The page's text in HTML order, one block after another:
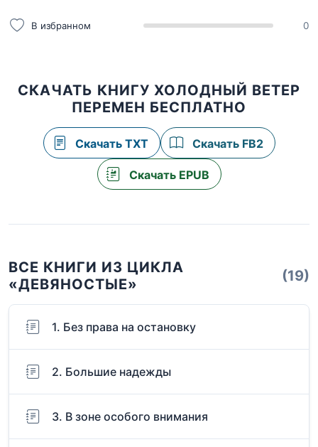
В избранном 0
СКАЧАТЬ КНИГУ ХОЛОДНЫЙ ВЕТЕР
ПЕРЕМЕН БЕСПЛАТНО
Скачать TXT Скачать FB2
Скачать EPUB
ВСЕ КНИГИ ИЗ ЦИКЛА
«ДЕВЯНОСТЫЕ»
(19)
1. Без права на остановку
2. Большие надежды
3. В зоне особого внимания